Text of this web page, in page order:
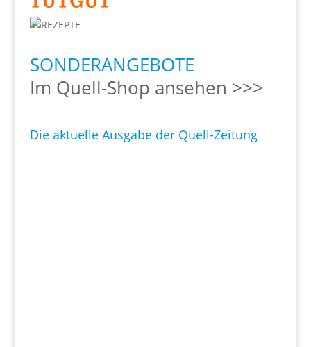
SONDERANGEBOTE
Im Quell-Shop ansehen >>>
Die aktuelle Ausgabe der Quell-Zeitung